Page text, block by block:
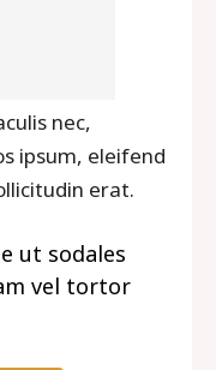
nec,
ipsum, eleifend
erat.
ut sodales
vel tortor